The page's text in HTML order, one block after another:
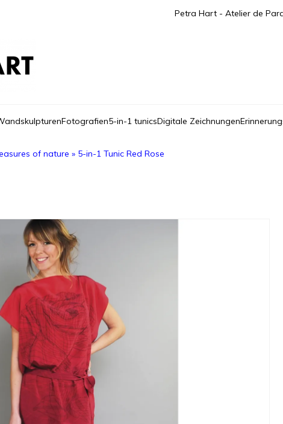
Petra Hart - Atelier de
Fotografien5-in-1 tunicsDigitale Zeichnungen
of nature » 5-in-1 Tunic Red Rose